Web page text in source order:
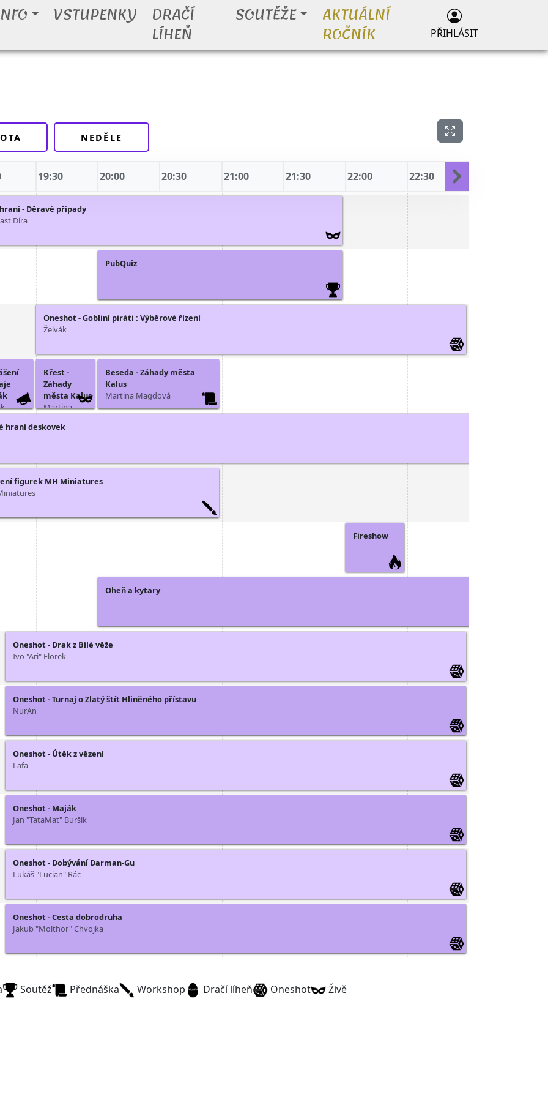
VSTUPENKY DRAČÍ
LÍHEŇ
SOUTĚŽE AKTUÁLNÍ
ROČNÍK PŘIHLÁSIT
NEDĚLE
19:30 20:00 20:30 21:00 21:30 22:00 22:30
- Děravé případy
Díra
PubQuiz
Oneshot - Gobliní piráti : Výběrové řízení
Želvák
Křest -
Záhady
města Kalus
Martina
Beseda - Záhady města
Kalus
Martina Magdová
hraní deskovek
figurek MH Miniatures
Fireshow
Oheň a kytary
Oneshot - Drak z Bílé věže
Ivo "Ari" Florek
Oneshot - Turnaj o Zlatý štít Hliněného přístavu
NurAn
Oneshot - Útěk z vězení
Lafa
Oneshot - Maják
Jan "TataMat" Buršík
Oneshot - Dobývání Darman-Gu
Lukáš "Lucian" Rác
Oneshot - Cesta dobrodruha
Jakub "Molthor" Chvojka
Soutěž Přednáška Workshop Dračí líheň Oneshot Živě